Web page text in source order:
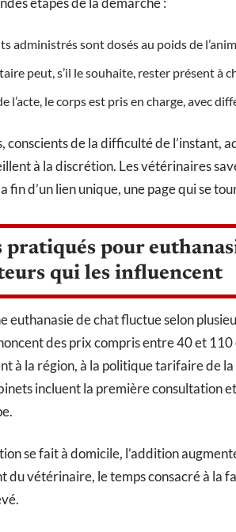
administrés sont dosés au poids de
peut, s’il le souhaite, rester présent à
l’acte, le corps est pris en charge, avec
conscients de la difficulté de l’instant,
à la discrétion. Les vétérinaires
fin d’un lien unique, une page qui se
pratiqués pour
qui les influencent
euthanasie de chat fluctue selon
des prix compris entre 40 et
à la région, à la politique tarifaire de
incluent la première consultation
se fait à domicile, l’addition
du vétérinaire, le temps consacré à la